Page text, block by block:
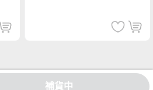
補貨中